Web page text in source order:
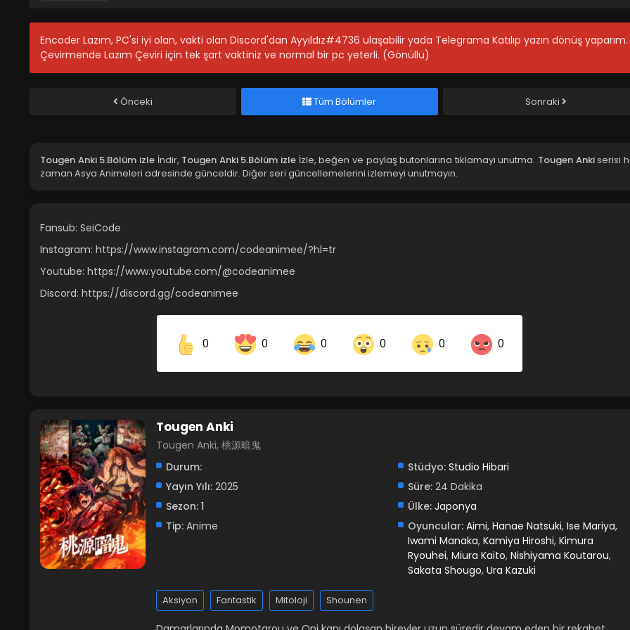
Encoder Lazım, PC'si iyi olan, vakti olan Discord'dan Ayyıldız#4736 ulaşabilir yada Telegrama Katılıp yazın dönüş yaparım.
Çevirmende Lazım Çeviri için tek şart vaktiniz ve normal bir pc yeterli. (Gönüllü)
Önceki Tüm Bölümler Sonraki
Tougen Anki 5.Bölüm izleİndir, Tougen Anki 5.Bölüm izle İzle, beğen ve paylaş butonlarına tıklamayı unutma. Tougen Ankiserisi
zaman Asya Animeleri adresinde günceldir. Diğer seri güncellemelerini izlemeyi unutmayın.
Fansub: SeiCode
Instagram: https://www.instagram.com/codeanimee/?hl=tr
Youtube: https://www.youtube.com/@codeanimee
Discord: https://discord.gg/codeanimee
0 0 0 0 0 0
Tougen Anki
Tougen Anki, 桃源暗鬼
Durum:
Stüdyo: Studio Hibari
Yayın Yılı: 2025 Süre:24 Dakika
Sezon: 1 Ülke: Japonya
Tip: Anime Oyuncular: Aimi, Hanae Natsuki, Ise Mariya,
Iwami Manaka, Kamiya Hiroshi, Kimura
Ryouhei, Miura Kaito, Nishiyama Koutarou,
Sakata Shougo, Ura Kazuki
Aksiyon Fantastik Mitoloji Shounen